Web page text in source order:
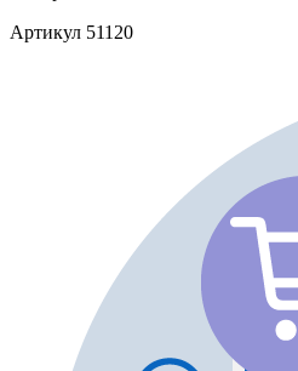
Артикул 51120